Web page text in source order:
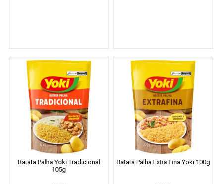
Batata Palha Yoki Tradicional
105g
Batata Palha Extra Fina Yoki 100g